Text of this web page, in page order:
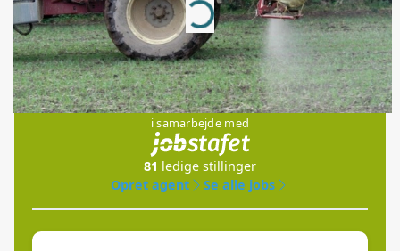
Loading...
Jobs
i samarbejde med
81 ledige stillinger
Opret agent
Se alle jobs